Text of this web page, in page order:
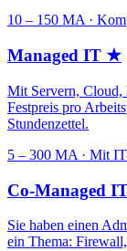
10 – 150 MA ·
Managed IT ★
Mit Servern, Cloud,
Festpreis pro
Stundenzettel.
5 – 300 MA · Mit
Co-Managed
Sie haben einen
ein Thema: